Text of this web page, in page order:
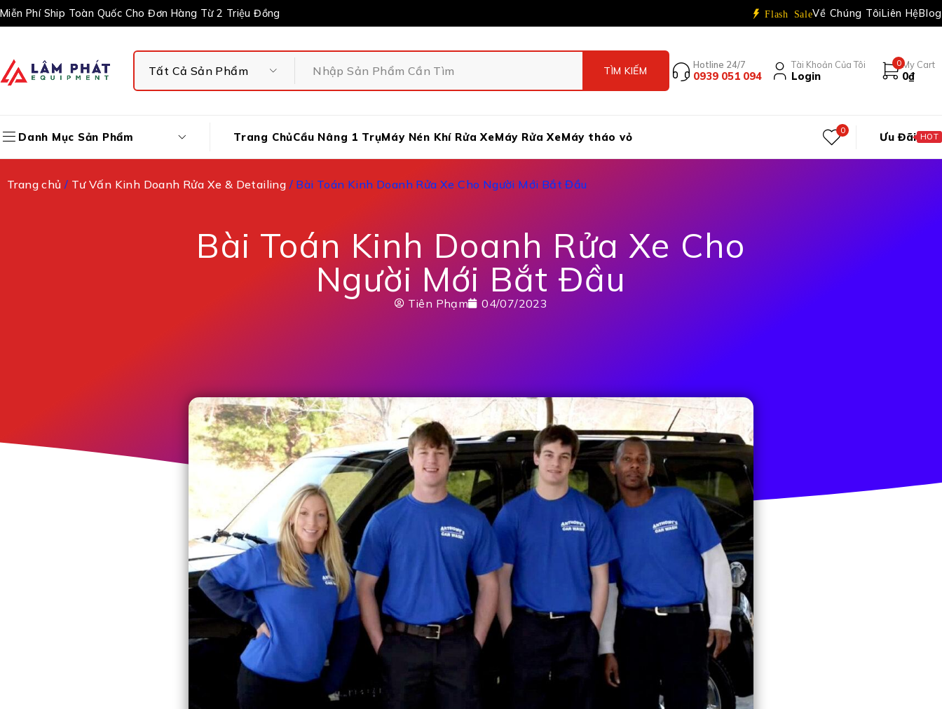
Miễn Phí Ship Toàn Quốc Cho Đơn Hàng Từ 2 Triệu Đồng Flash SaleVề Chúng TôiLiên HệBlog
Hotline 24/7
0939 051 094
Tài Khoản Của Tôi
Login
0 My Cart
0₫
Danh Mục Sản Phẩm Trang ChủCầu Nâng 1 TrụMáy Nén Khí Rửa XeMáy Rửa XeMáy tháo vỏ 0 Ưu Đãi HOT
Trang chủ / Tư Vấn Kinh Doanh Rửa Xe & Detailing / Bài Toán Kinh Doanh Rửa Xe Cho Người Mới Bắt Đầu
Bài Toán Kinh Doanh Rửa Xe Cho
Người Mới Bắt Đầu
Tiên Phạm 04/07/2023